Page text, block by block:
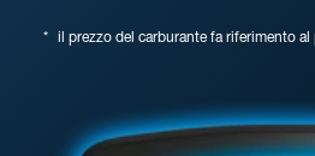
* il prezzo del carburante fa riferimento al